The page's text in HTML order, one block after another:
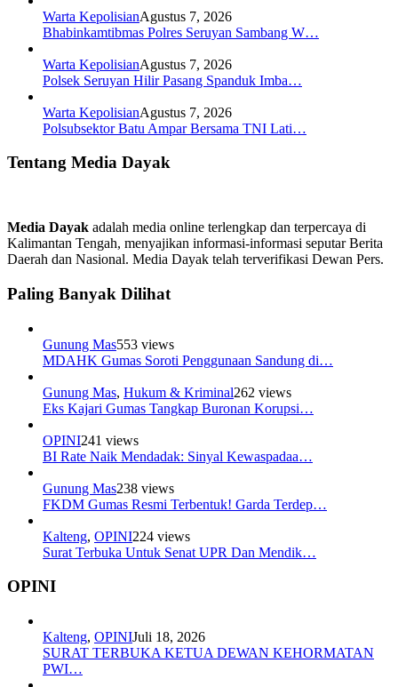
Warta KepolisianAgustus 7, 2026
Bhabinkamtibmas Polres Seruyan Sambang W…
Warta KepolisianAgustus 7, 2026
Polsek Seruyan Hilir Pasang Spanduk Imba…
Warta KepolisianAgustus 7, 2026
Polsubsektor Batu Ampar Bersama TNI Lati…
Tentang Media Dayak
Media Dayak adalah media online terlengkap dan terpercaya di
Kalimantan Tengah, menyajikan informasi-informasi seputar Berita
Daerah dan Nasional. Media Dayak telah terverifikasi Dewan Pers.
Paling Banyak Dilihat
Gunung Mas553 views
MDAHK Gumas Soroti Penggunaan Sandung di…
Gunung Mas, Hukum & Kriminal262 views
Eks Kajari Gumas Tangkap Buronan Korupsi…
OPINI241 views
BI Rate Naik Mendadak: Sinyal Kewaspadaa…
Gunung Mas238 views
FKDM Gumas Resmi Terbentuk! Garda Terdep…
Kalteng, OPINI224 views
Surat Terbuka Untuk Senat UPR Dan Mendik…
OPINI
Kalteng, OPINIJuli 18, 2026
SURAT TERBUKA KETUA DEWAN KEHORMATAN
PWI…